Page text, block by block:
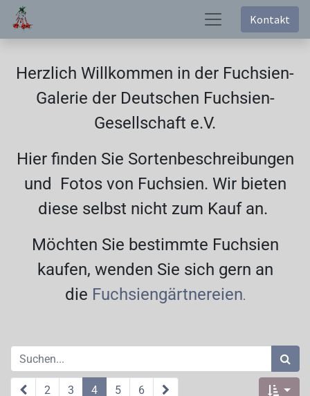
Kontakt
Herzlich Willkommen in der Fuchsien-
Galerie der Deutschen Fuchsien-
Gesellschaft e.V.
Hier finden Sie Sortenbeschreibungen
und Fotos von Fuchsien. Wir bieten
diese selbst nicht zum Kauf an.
Möchten Sie bestimmte Fuchsien
kaufen, wenden Sie sich gern an
die Fuchsiengärtnereien.
2 3 4 5 6